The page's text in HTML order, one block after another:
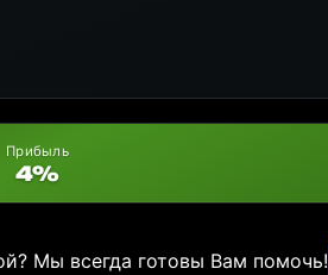
Прибыль
4%
Мы всегда готовы Вам помочь!